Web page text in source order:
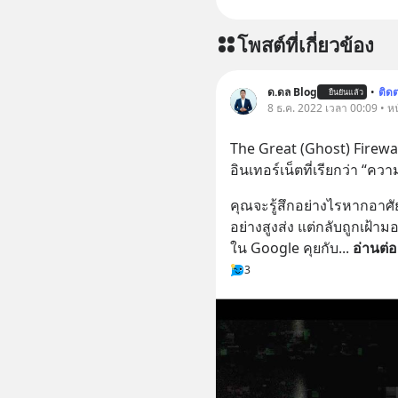
โพสต์ที่เกี่ยวข้อง
ด.ดล Blog ยืนยันแล้ว • ติด
8 ธ.ค. 2022 เวลา 00:09 • ห
The Great (Ghost)
อินเทอร์เน็ตที่เรียกว่า “คว
คุณจะรู้สึกอย่างไรหากอา
อย่างสูงส่ง แต่กลับถูกเฝ้า
ใน Google คุยกับ... อ่านต่อ
3